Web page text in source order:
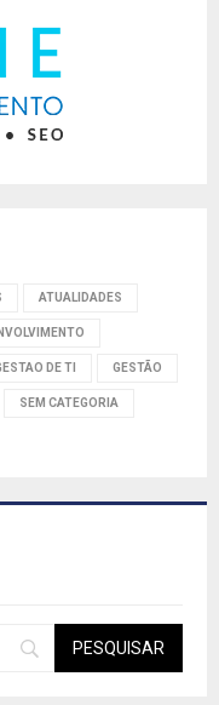
ATUALIDADES
DE TI GESTÃO
SEM CATEGORIA